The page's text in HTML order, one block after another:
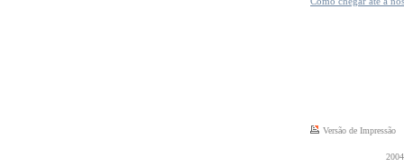
Versão de Impressão